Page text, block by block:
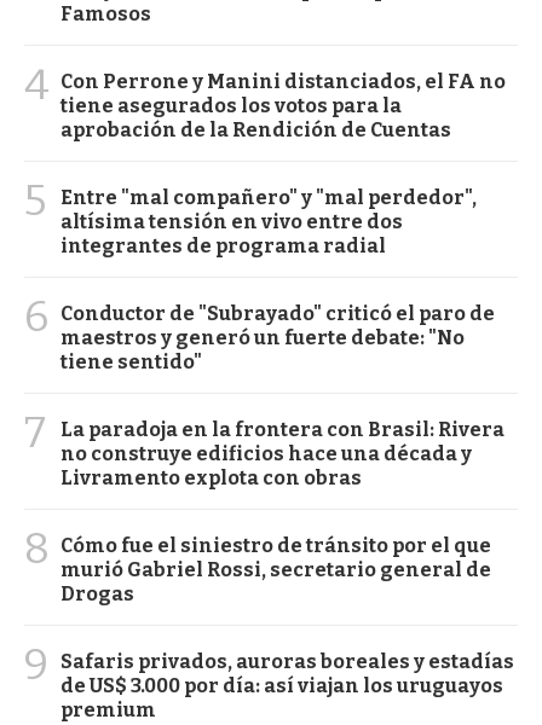
Famosos
4 Con Perrone y Manini distanciados, el FA no
tiene asegurados los votos para la
aprobación de la Rendición de Cuentas
5
Entre "mal compañero" y "mal perdedor",
altísima tensión en vivo entre dos
integrantes de programa radial
6
Conductor de "Subrayado" criticó el paro de
maestros y generó un fuerte debate: "No
tiene sentido"
7
La paradoja en la frontera con Brasil: Rivera
no construye edificios hace una década y
Livramento explota con obras
8
Cómo fue el siniestro de tránsito por el que
murió Gabriel Rossi, secretario general de
Drogas
9
Safaris privados, auroras boreales y estadías
de US$ 3.000 por día: así viajan los uruguayos
premium